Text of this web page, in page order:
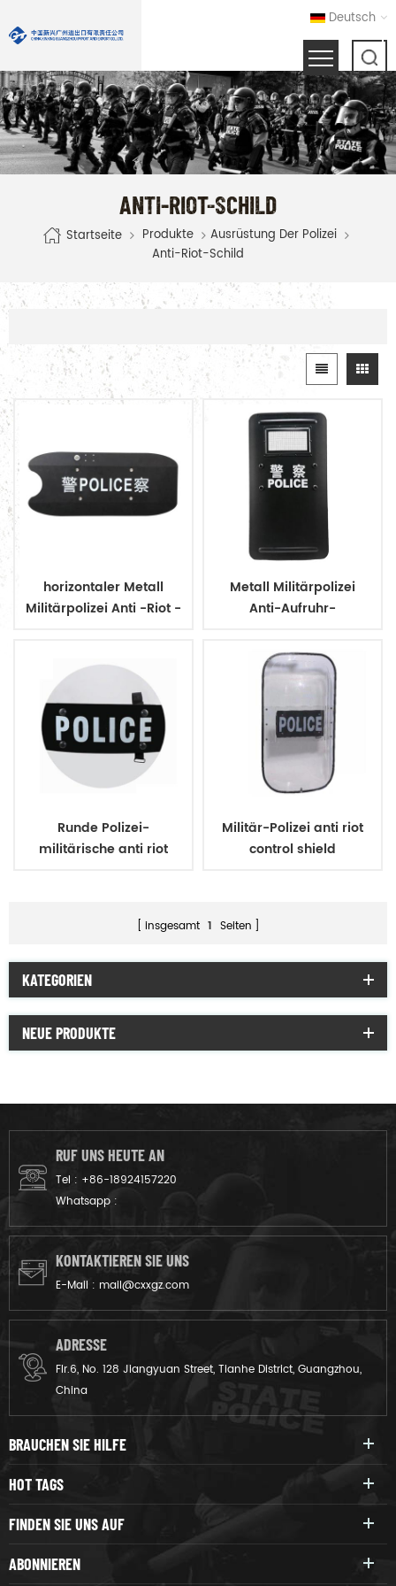
Deutsch
ANTI-RIOT-SCHILD
Startseite Produkte
Ausrüstung Der Polizei
Anti-Riot-Schild
horizontaler Metall
Militärpolizei Anti -Riot -
Metall Militärpolizei
Anti-Aufruhr-
Runde Polizei-
militärische anti riot
Militär-Polizei anti riot
control shield
insgesamt 1 Seiten
KATEGORIEN
NEUE PRODUKTE
RUF UNS HEUTE AN
Tel : +86-18924157220
Whatsapp :
KONTAKTIEREN SIE UNS
E-Mail : mail@cxxgz.com
ADRESSE
Flr.6, No. 128 Jiangyuan Street, Tianhe District, Guangzhou,
China
BRAUCHEN SIE HILFE
HOT TAGS
FINDEN SIE UNS AUF
ABONNIEREN